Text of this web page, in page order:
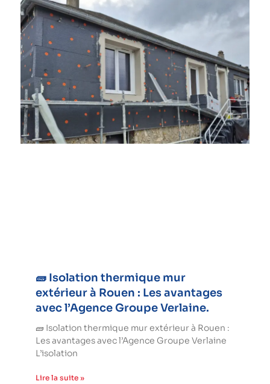
🧱 Isolation thermique mur
extérieur à Rouen : Les avantages
avec l’Agence Groupe Verlaine.
🧱 Isolation thermique mur extérieur à Rouen :
Les avantages avec l’Agence Groupe Verlaine
L’isolation
Lire la suite »